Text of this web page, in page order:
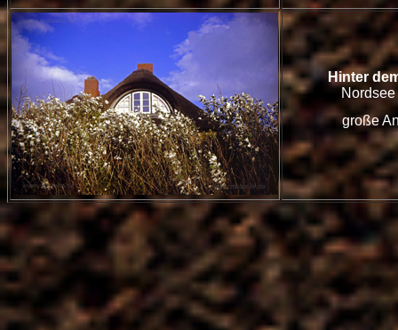
Hinter
große